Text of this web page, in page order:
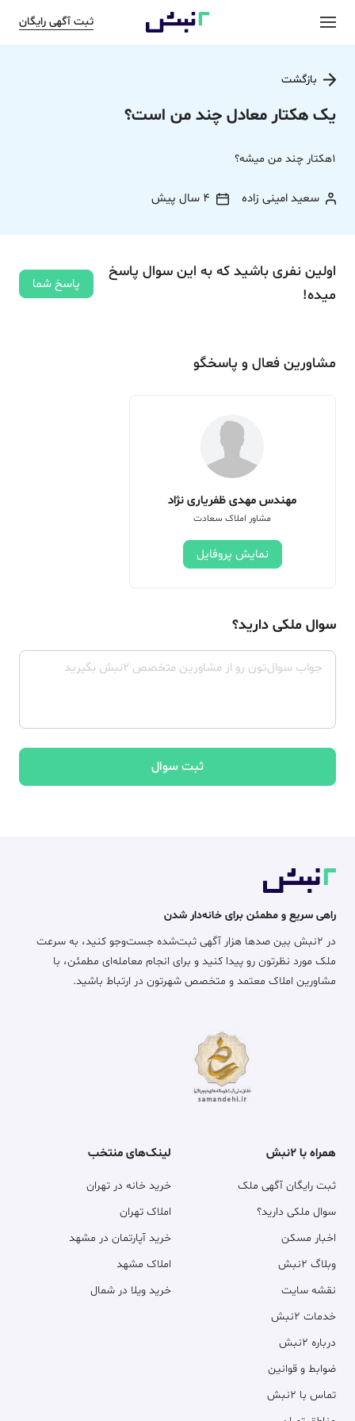
ثبت آگهی رایگان
بازگشت
یک هکتار معادل چند من است؟
1هکتار چند من میشه؟
سعید امینی زاده 4 سال پیش
اولین نفری باشید که به این سوال پاسخ
میده!
پاسخ شما
مشاورین فعال و پاسخگو
مهندس مهدی ظفریاری نژاد
مشاور املاک سعادت
نمایش پروفایل
سوال ملکی دارید؟
ثبت سوال
راهی سریع و مطمئن برای خانه‌دار شدن
در ۲نبش بین صدها هزار آگهی ثبت‌شده جست‌وجو کنید، به سرعت
ملک مورد نظرتون رو پیدا کنید و برای انجام معامله‌ای مطمئن، با
مشاورین املاک معتمد و متخصص شهرتون در ارتباط باشید.
همراه با ۲نبش
ثبت رایگان آگهی ملک
سوال ملکی دارید؟
اخبار مسکن
وبلاگ ۲نبش
نقشه سایت
خدمات ۲نبش
درباره ۲نبش
ضوابط و قوانین
تماس با ۲نبش
لینک‌های منتخب
خرید خانه در تهران
املاک تهران
خرید آپارتمان در مشهد
املاک مشهد
خرید ویلا در شمال